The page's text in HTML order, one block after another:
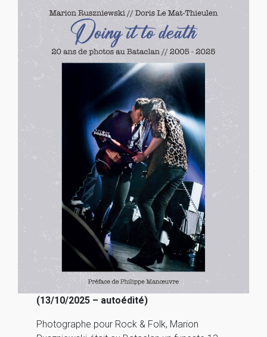
(13/10/2025 – autoédité)
Photographe pour Rock & Folk, Marion